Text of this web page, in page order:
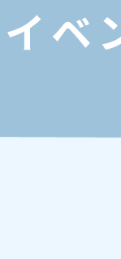
イベ